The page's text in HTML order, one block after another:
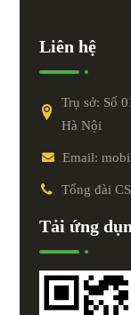
Liên hệ
Trụ sở: Số
Hà Nội
Email:
Tổng đài
Tải ứng